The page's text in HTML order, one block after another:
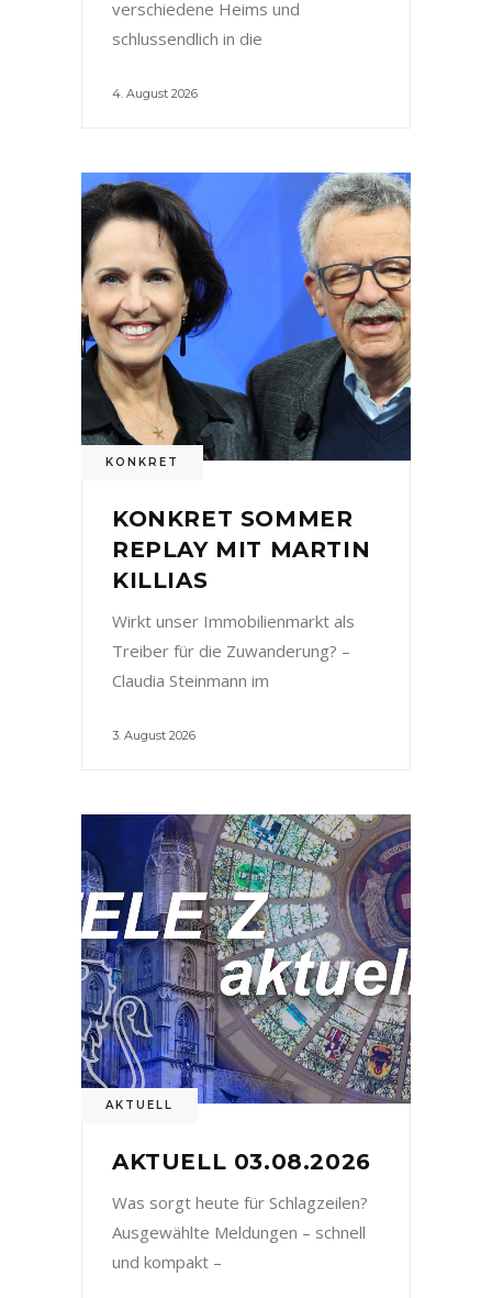
verschiedene Heims und
schlussendlich in die
4. August 2026
KONKRET
KONKRET SOMMER
REPLAY MIT MARTIN
KILLIAS
Wirkt unser Immobilienmarkt als
Treiber für die Zuwanderung? –
Claudia Steinmann im
3. August 2026
AKTUELL
AKTUELL 03.08.2026
Was sorgt heute für Schlagzeilen?
Ausgewählte Meldungen – schnell
und kompakt –